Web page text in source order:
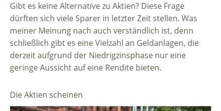
Gibt es keine Alternative zu Aktien? Diese Frage
dürften sich viele Sparer in letzter Zeit stellen. Was
meiner Meinung nach auch verständlich ist, denn
schließlich gibt es eine Vielzahl an Geldanlagen, die
derzeit aufgrund der Niedrigzinsphase nur eine
geringe Aussicht auf eine Rendite bieten.
Die Aktien scheinen